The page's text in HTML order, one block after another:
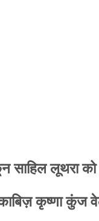
लूथरा को
कृष्णा कुंज